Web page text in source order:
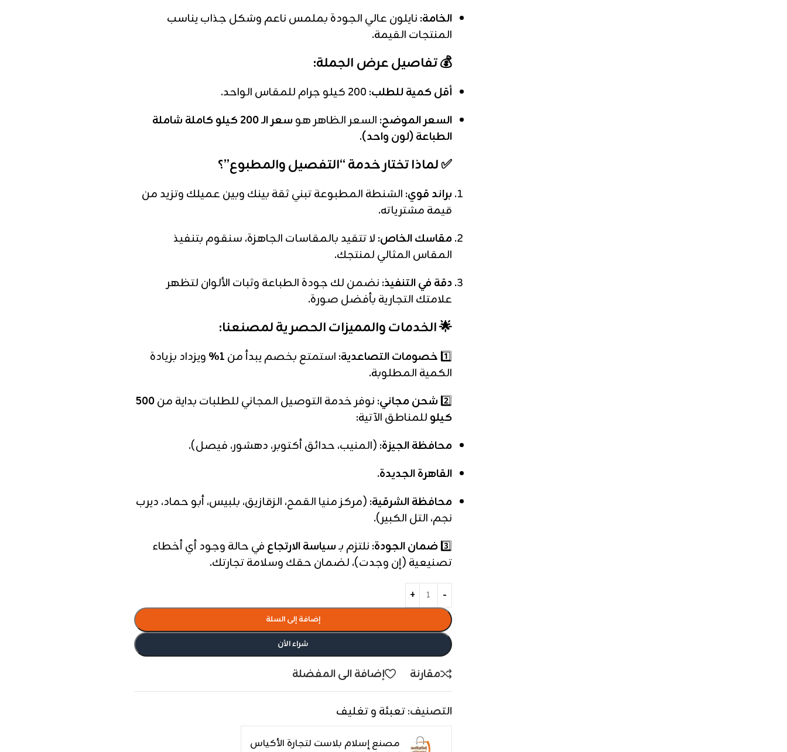
الخامة: نايلون عالي الجودة بملمس ناعم وشكل جذاب يناسب
المنتجات القيمة.
💰 تفاصيل عرض الجملة:
أقل كمية للطلب:
السعر الموضح: السعر الظاهر هو
سعر الـ 200 كيلو كاملة شاملة
الطباعة (لون واحد).
✅ لماذا تختار خدمة “التفصيل والمطبوع”؟
براند قوي: الشنطة المطبوعة تبني ثقة بينك وبين عميلك وتزيد من
قيمة مشترياته.
مقاسك الخاص: لا تتقيد بالمقاسات الجاهزة، سنقوم بتنفيذ
المقاس المثالي لمنتجك.
دقة في التنفيذ: نضمن لك جودة الطباعة وثبات الألوان لتظهر
علامتك التجارية بأفضل صورة.
🌟 الخدمات والمميزات الحصرية لمصنعنا:
1️⃣ خصومات التصاعدية: استمتع بخصم يبدأ من 1%
ويزداد بزيادة
الكمية المطلوبة.
2️⃣ شحن مجاني: نوفر خدمة التوصيل المجاني للطلبات بداية من500
كيلو للمناطق الآتية:
محافظة الجيزة: (المنيب، حدائق أكتوبر، دهشور، فيصل).
القاهرة الجديدة.
محافظة الشرقية: (مركز منيا القمح، الزقازيق، بلبيس، أبو حماد، ديرب
نجم، التل الكبير).
3️⃣ضمان الجودة: نلتزم بـسياسة الارتجاع في حالة وجود أي أخطاء
تصنيعية (إن وجدت)، لضمان حقك وسلامة تجارتك.
إضافة إلى السلة
شراء الأن
مقارنة إضافة الى المفضلة
التصنيف:تعبئة و تغليف
مصنع إسلام بلاست لتجارة الأكياس